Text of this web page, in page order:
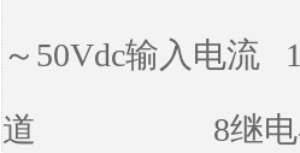
～50Vdc输入电流
道 8继